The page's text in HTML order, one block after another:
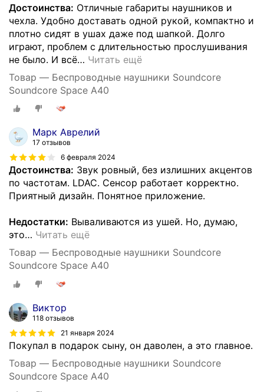
Достоинства: Отличные габариты наушников и
чехла. Удобно доставать одной рукой, компактно и
плотно сидят в ушах даже под шапкой. Долго
играют, проблем с длительностью прослушивания
не было. И всё… Читать ещё
Товар — Беспроводные наушники Soundcore
Soundcore Space A40
Марк Аврелий
17 отзывов
6 февраля 2024
Достоинства: Звук ровный, без излишних акцентов
по частотам. LDAC. Сенсор работает корректно.
Приятный дизайн. Понятное приложение.
Недостатки: Вываливаются из ушей. Но, думаю,
это… Читать ещё
Товар — Беспроводные наушники Soundcore
Soundcore Space A40
Виктор
118 отзывов
21 января 2024
Покупал в подарок сыну, он даволен, а это главное.
Товар — Беспроводные наушники Soundcore
Soundcore Space A40